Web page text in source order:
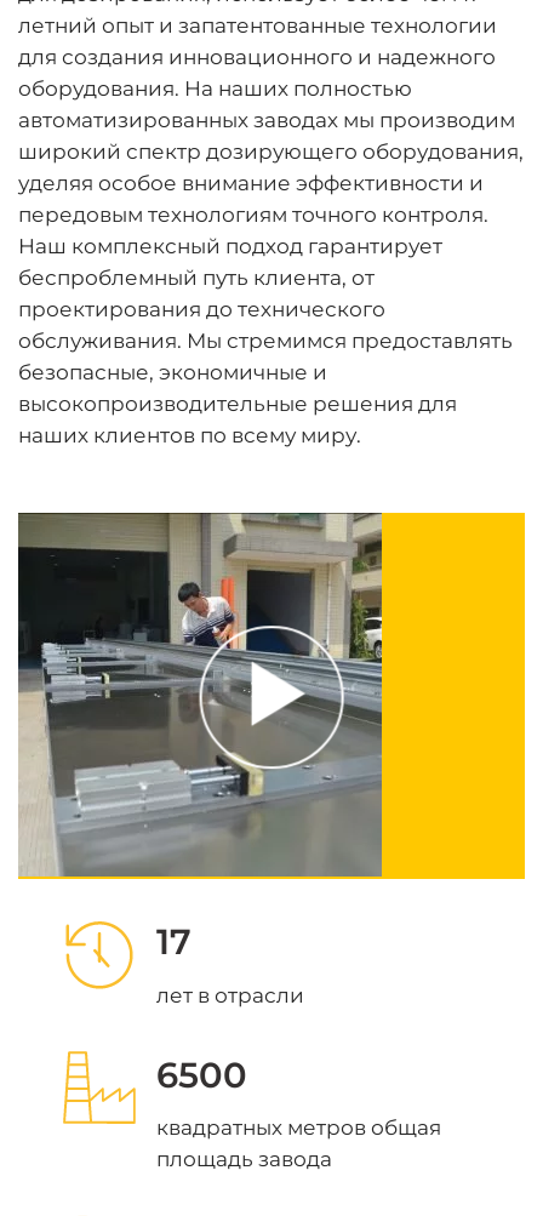
летний опыт и запатентованные технологии
для создания инновационного и надежного
оборудования. На наших полностью
автоматизированных заводах мы производим
широкий спектр дозирующего оборудования,
уделяя особое внимание эффективности и
передовым технологиям точного контроля.
Наш комплексный подход гарантирует
беспроблемный путь клиента, от
проектирования до технического
обслуживания. Мы стремимся предоставлять
безопасные, экономичные и
высокопроизводительные решения для
наших клиентов по всему миру.
17
лет в отрасли
6500
квадратных метров общая
площадь завода